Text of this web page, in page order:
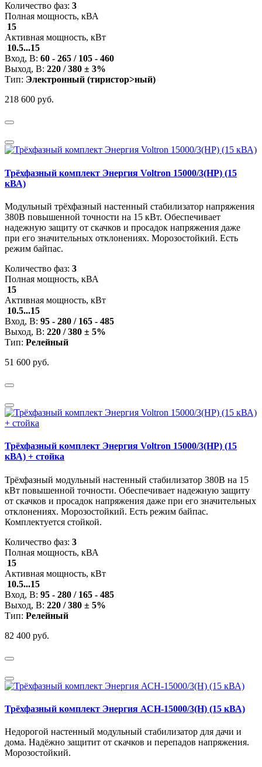
Количество фаз: 3
Полная мощность, кВА
15
Активная мощность, кВт
10.5...15
Вход, В: 60 - 265 / 105 - 460
Выход, В: 220 / 380 ± 3%
Тип: Электронный (тиристор>ный)
218 600 руб.
Трёхфазный комплект Энергия Voltron 15000/3(HP) (15
кВА)
Модульный трёхфазный настенный стабилизатор напряжения
380В повышенной точности на 15 кВт. Обеспечивает
надежную защиту от скачков и просадок напряжения даже
при его значительных отклонениях. Морозостойкий. Есть
режим байпас.
Количество фаз: 3
Полная мощность, кВА
15
Активная мощность, кВт
10.5...15
Вход, В: 95 - 280 / 165 - 485
Выход, В: 220 / 380 ± 5%
Тип: Релейный
51 600 руб.
Трёхфазный комплект Энергия Voltron 15000/3(HP) (15
кВА) + стойка
Трёхфазный модульный настенный стабилизатор 380В на 15
кВт повышенной точности. Обеспечивает надежную защиту
от скачков и просадок напряжения даже при его значительных
отклонениях. Морозостойкий. Есть режим байпас.
Комплектуется стойкой.
Количество фаз: 3
Полная мощность, кВА
15
Активная мощность, кВт
10.5...15
Вход, В: 95 - 280 / 165 - 485
Выход, В: 220 / 380 ± 5%
Тип: Релейный
82 400 руб.
Трёхфазный комплект Энергия АСН-15000/3(Н) (15 кВА)
Недорогой настенный модульный стабилизатор для дачи и
дома. Надёжно защитит от скачков и перепадов напряжения.
Морозостойкий.